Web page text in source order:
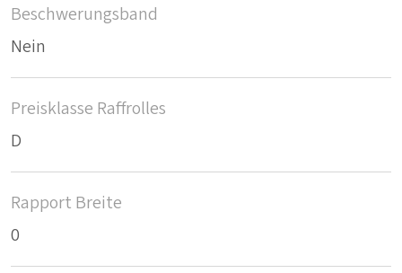
Beschwerungsband
Nein
Preisklasse Raffrolles
D
Rapport Breite
0